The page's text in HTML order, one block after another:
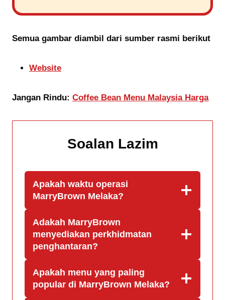
Semua gambar diambil dari sumber rasmi berikut
Website
Jangan Rindu: Coffee Bean Menu Malaysia Harga
Soalan Lazim
Apakah waktu operasi
MarryBrown Melaka?
Adakah MarryBrown
menyediakan perkhidmatan
penghantaran?
Apakah menu yang paling
popular di MarryBrown Melaka?